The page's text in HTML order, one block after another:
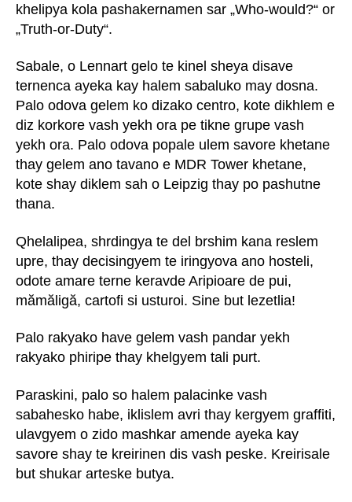
khelipya kola pashakernamen sar „Who-would?“ or
„Truth-or-Duty“.
Sabale, o Lennart gelo te kinel sheya disave
ternenca ayeka kay halem sabaluko may dosna.
Palo odova gelem ko dizako centro, kote dikhlem e
diz korkore vash yekh ora pe tikne grupe vash
yekh ora. Palo odova popale ulem savore khetane
thay gelem ano tavano e MDR Tower khetane,
kote shay diklem sah o Leipzig thay po pashutne
thana.
Qhelalipea, shrdingya te del brshim kana reslem
upre, thay decisingyem te iringyova ano hosteli,
odote amare terne keravde Aripioare de pui,
mămăligă, cartofi si usturoi. Sine but lezetlia!
Palo rakyako have gelem vash pandar yekh
rakyako phiripe thay khelgyem tali purt.
Paraskini, palo so halem palacinke vash
sabahesko habe, iklislem avri thay kergyem graffiti,
ulavgyem o zido mashkar amende ayeka kay
savore shay te kreirinen dis vash peske. Kreirisale
but shukar arteske butya.